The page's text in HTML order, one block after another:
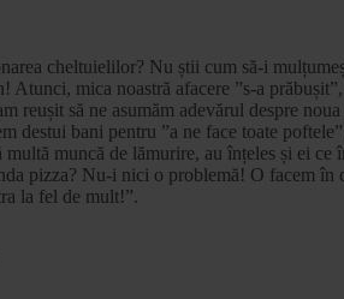
cheltuielilor? Nu știi cum să-i
Atunci, mica noastră afacere ”s-a
reușit să ne asumăm adevărul despre
destui bani pentru ”a ne face toate
muncă de lămurire, au înțeles și ei ce
pizza? Nu-i nici o problemă! O facem în
la fel de mult!”.